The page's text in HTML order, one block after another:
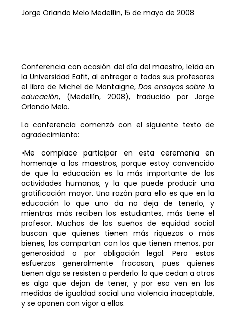
Jorge Orlando Melo Medellín, 15 de mayo de 2008
Conferencia con ocasión del día del maestro, leída en
la Universidad Eafit, al entregar a todos sus profesores
el libro de Michel de Montaigne,Dos ensayos sobre la
educación, (Medellín, 2008), traducido por Jorge
Orlando Melo.
La conferencia comenzó con el siguiente texto de
agradecimiento:
«Me complace participar en esta ceremonia en
homenaje a los maestros, porque estoy convencido
de que la educación es la más importante de las
actividades humanas, y la que puede producir una
gratificación mayor. Una razón para ello es que en la
educación lo que uno da no deja de tenerlo, y
mientras más reciben los estudiantes, más tiene el
profesor. Muchos de los sueños de equidad social
buscan que quienes tienen más riquezas o más
bienes, los compartan con los que tienen menos, por
generosidad o por obligación legal. Pero estos
esfuerzos generalmente fracasan, pues quienes
tienen algo se resisten a perderlo: lo que cedan a otros
es algo que dejan de tener, y por eso ven en las
medidas de igualdad social una violencia inaceptable,
y se oponen con vigor a ellas.